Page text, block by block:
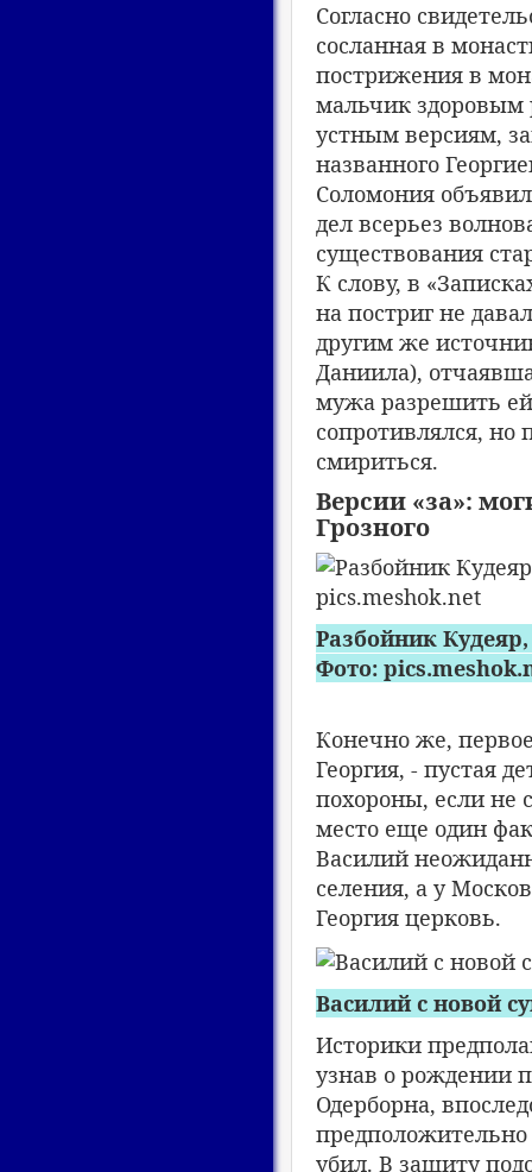
Согласно
сосланная в
пострижения в
мальчик здоровым
устным версиям,
названного
Соломония
дел всерьез
существования
К слову, в
на постриг не
другим же
Даниила),
мужа разрешить
сопротивлялся,
смириться.
Версии «за»:
Грозного
Разбойник
Фото:
Конечно же,
Георгия, - пустая
похороны, если не
место еще один
Василий
селения, а у
Георгия церковь.
Василий с новой
Историки
узнав о рождении
Одерборна,
предположительно
убил. В защиту